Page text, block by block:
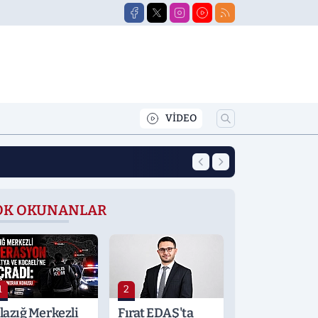
VİDEO
14:35 Elazığ'da Yol ve
OKUNANLAR
Merkezli
2
Fırat EDAŞ'ta